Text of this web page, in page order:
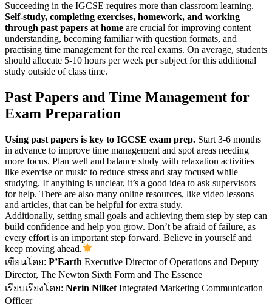
Succeeding in the IGCSE requires more than classroom learning.
Self-study, completing exercises, homework, and working
through past papers at home are crucial for improving content
understanding, becoming familiar with question formats, and
practising time management for the real exams. On average, students
should allocate 5-10 hours per week per subject for this additional
study outside of class time.
Past Papers and Time Management for
Exam Preparation
Using past papers is key to IGCSE exam prep. Start 3-6 months
in advance to improve time management and spot areas needing
more focus. Plan well and balance study with relaxation activities
like exercise or music to reduce stress and stay focused while
studying. If anything is unclear, it’s a good idea to ask supervisors
for help. There are also many online resources, like video lessons
and articles, that can be helpful for extra study.
Additionally, setting small goals and achieving them step by step can
build confidence and help you grow. Don’t be afraid of failure, as
every effort is an important step forward. Believe in yourself and
keep moving ahead.
เขียนโดย: P’Earth Executive Director of Operations and Deputy
Director, The Newton Sixth Form and The Essence
เรียบเรียงโดย: Nerin NilketIntegrated Marketing Communication
Officer